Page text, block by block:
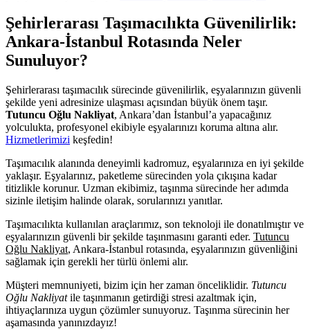
Şehirlerarası Taşımacılıkta Güvenilirlik:
Ankara-İstanbul Rotasında Neler
Sunuluyor?
Şehirlerarası taşımacılık sürecinde güvenilirlik, eşyalarınızın güvenli
şekilde yeni adresinize ulaşması açısından büyük önem taşır.
Tutuncu Oğlu Nakliyat, Ankara’dan İstanbul’a yapacağınız
yolculukta, profesyonel ekibiyle eşyalarınızı koruma altına alır.
Hizmetlerimizi keşfedin!
Taşımacılık alanında deneyimli kadromuz, eşyalarınıza en iyi şekilde
yaklaşır. Eşyalarınız, paketleme sürecinden yola çıkışına kadar
titizlikle korunur. Uzman ekibimiz, taşınma sürecinde her adımda
sizinle iletişim halinde olarak, sorularınızı yanıtlar.
Taşımacılıkta kullanılan araçlarımız, son teknoloji ile donatılmıştır ve
eşyalarınızın güvenli bir şekilde taşınmasını garanti eder. Tutuncu
Oğlu Nakliyat, Ankara-İstanbul rotasında, eşyalarınızın güvenliğini
sağlamak için gerekli her türlü önlemi alır.
Müşteri memnuniyeti, bizim için her zaman önceliklidir. Tutuncu
Oğlu Nakliyatile taşınmanın getirdiği stresi azaltmak için,
ihtiyaçlarınıza uygun çözümler sunuyoruz. Taşınma sürecinin her
aşamasında yanınızdayız!